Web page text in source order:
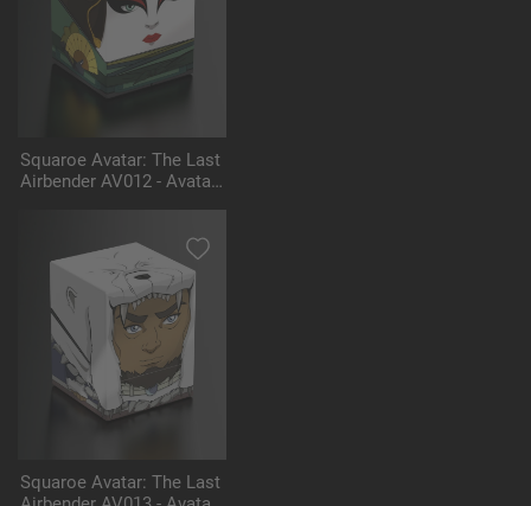
Squaroe Avatar: The Last
Airbender AV012 - Avatar
Squaroe Avatar: The Last